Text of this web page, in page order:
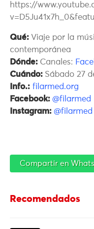
https://
Qué: Viaje por la
contemporánea
Dónde: Canales:
Cuándo: Sábado 27
Info.: filarmed.org
Facebook: @filarmed
Instagram: @filarmed
Compartir en
Recomendados